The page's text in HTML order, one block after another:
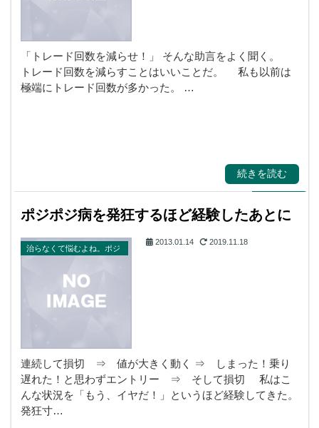
「トレード回数を減らせ！」 そんな助言をよく聞く。
トレード回数を減らすことはいいことだ。 私も以前は
極端にトレード回数が多かった。 …
続きを読む
ポジポジ病を発狂するほど経験したあとに
治らなくて悩むよね。ポジ
2013.01.14 2019.11.18
連続して損切 ⇒ 値が大きく動く ⇒ しまった！乗り
遅れた！と思わずエントリー ⇒ そして損切 私はこ
んな状況を「もう、イヤだ！」というほど経験してきた。
発狂寸…